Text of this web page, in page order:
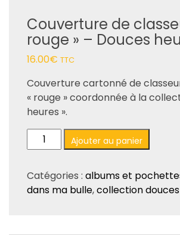
Couverture de
rouge » – Douces
16.00€ TTC
Couverture cartonné de
« rouge » coordonnée à la
heures ».
quantité
de
de
classeur
Ajouter au panier
Catégories : albums et
dans ma bulle,collection